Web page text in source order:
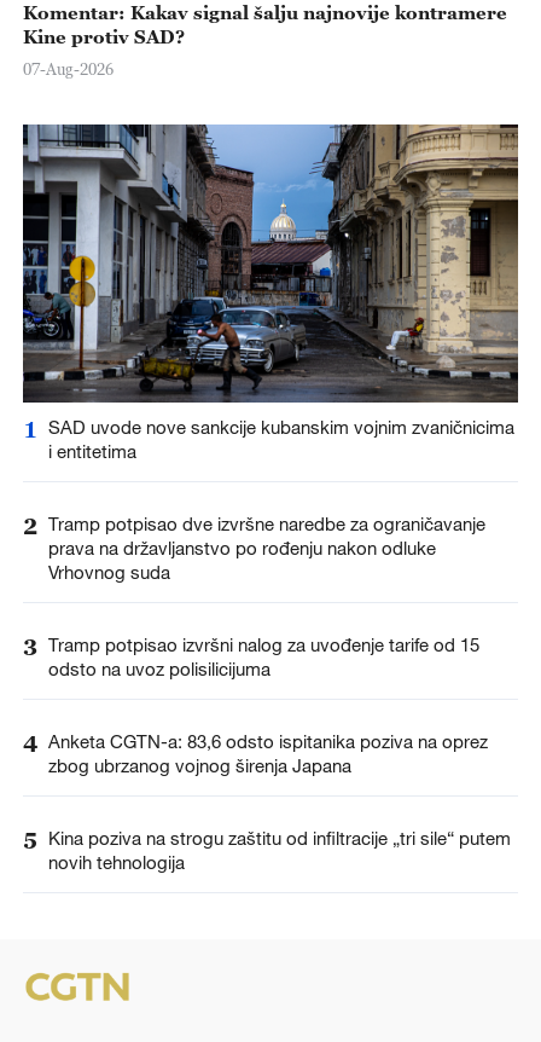
Komentar: Kakav signal šalju najnovije kontramere
Kine protiv SAD?
07-Aug-2026
1
SAD uvode nove sankcije kubanskim vojnim zvaničnicima
i entitetima
2 Tramp potpisao dve izvršne naredbe za ograničavanje
prava na državljanstvo po rođenju nakon odluke
Vrhovnog suda
3 Tramp potpisao izvršni nalog za uvođenje tarife od 15
odsto na uvoz polisilicijuma
4 Anketa CGTN-a: 83,6 odsto ispitanika poziva na oprez
zbog ubrzanog vojnog širenja Japana
5
Kina poziva na strogu zaštitu od infiltracije „tri sile“ putem
novih tehnologija